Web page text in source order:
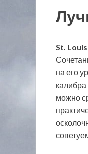
St.
на его
можно